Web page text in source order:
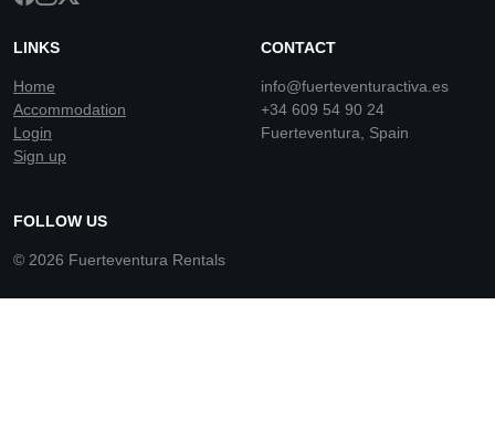
LINKS
Home
Accommodation
Login
Sign up
CONTACT
info@fuerteventuractiva.es
+34 609 54 90 24
Fuerteventura, Spain
FOLLOW US
© 2026 Fuerteventura Rentals